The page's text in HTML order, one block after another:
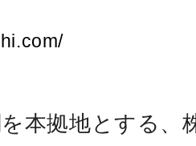
本拠地とする